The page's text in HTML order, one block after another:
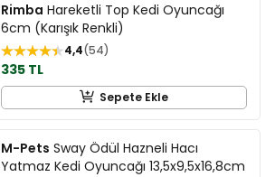
Rimba Hareketli Top Kedi Oyuncağı
6cm (Karışık Renkli)
4,4 54
335 TL
Sepete Ekle
M-Pets Sway Ödül Hazneli Hacı
Yatmaz Kedi Oyuncağı 13,5x9,5x16,8cm